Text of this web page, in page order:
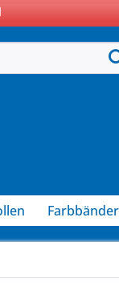
Farbbänder